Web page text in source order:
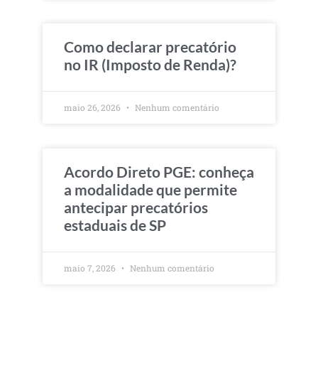
Como declarar precatório
no IR (Imposto de Renda)?
maio 26, 2026 Nenhum comentário
Acordo Direto PGE: conheça
a modalidade que permite
antecipar precatórios
estaduais de SP
maio 7, 2026 Nenhum comentário